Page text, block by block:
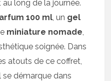
long de la journée.
100 ml, un gel
miniature nomade,
soignée. Dans
atouts de ce coffret,
se démarque dans